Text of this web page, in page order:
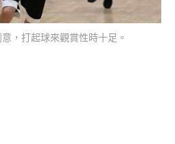
，打起球來觀賞性時十足。